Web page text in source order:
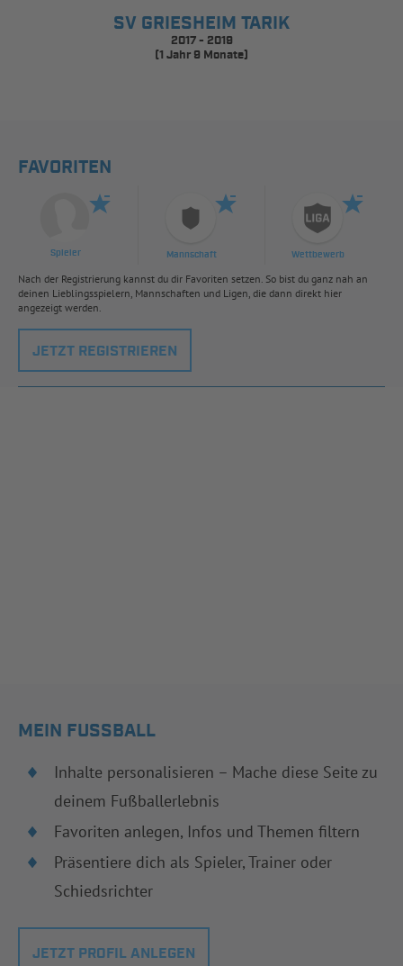
SV GRIESHEIM TARIK
2017 - 2019
(1 Jahr 9 Monate)
FAVORITEN
Spieler Mannschaft Wettbewerb
Nach der Registrierung kannst du dir Favoriten setzen. So bist du ganz nah an
deinen Lieblingsspielern, Mannschaften und Ligen, die dann direkt hier
angezeigt werden.
JETZT REGISTRIEREN
MEIN FUSSBALL
Inhalte personalisieren – Mache diese Seite zu
deinem Fußballerlebnis
Favoriten anlegen, Infos und Themen filtern
Präsentiere dich als Spieler, Trainer oder
Schiedsrichter
JETZT PROFIL ANLEGEN